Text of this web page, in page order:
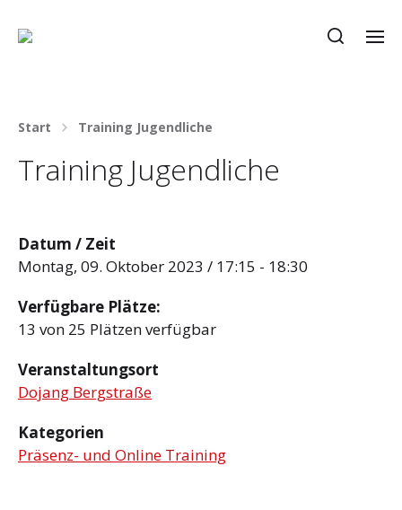
Start Training Jugendliche
Training Jugendliche
Datum / Zeit
Montag, 09. Oktober 2023 / 17:15 - 18:30
Verfügbare Plätze:
13 von 25 Plätzen verfügbar
Veranstaltungsort
Dojang Bergstraße
Kategorien
Präsenz- und Online Training